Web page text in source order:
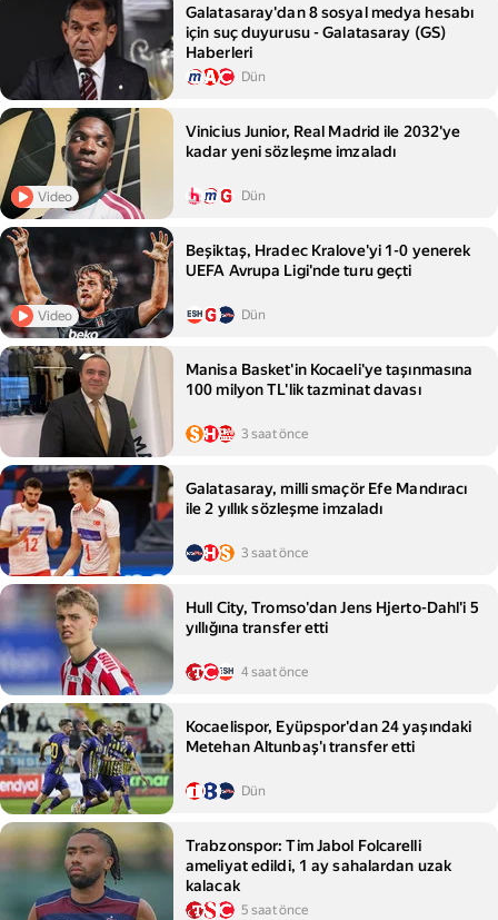
Galatasaray'dan 8 sosyal medya hesabı
için suç duyurusu - Galatasaray (GS)
Haberleri
Dün
Video
Vinicius Junior, Real Madrid ile 2032'ye
kadar yeni sözleşme imzaladı
Dün
Video
Beşiktaş, Hradec Kralove'yi 1-0 yenerek
UEFA Avrupa Ligi'nde turu geçti
Dün
Manisa Basket'in Kocaeli'ye taşınmasına
100 milyon TL'lik tazminat davası
3 saat önce
Galatasaray, milli smaçör Efe Mandıracı
ile 2 yıllık sözleşme imzaladı
3 saat önce
Hull City, Tromso'dan Jens Hjerto-Dahl'i 5
yıllığına transfer etti
4 saat önce
Kocaelispor, Eyüpspor'dan 24 yaşındaki
Metehan Altunbaş'ı transfer etti
Dün
Trabzonspor: Tim Jabol Folcarelli
ameliyat edildi, 1 ay sahalardan uzak
kalacak
5 saat önce